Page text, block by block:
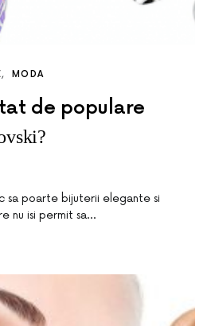
MODA
de populare
sa poarte bijuterii elegante si
nu isi permit sa…